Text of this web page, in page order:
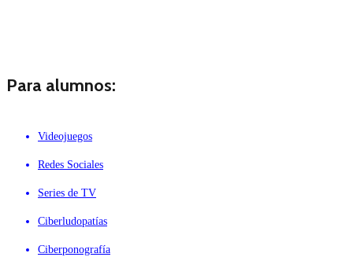
Para alumnos:
Videojuegos
Redes Sociales
Series de TV
Ciberludopatías
Ciberponografía